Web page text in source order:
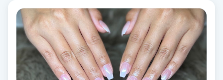
Olaplex
Olaplexbehandling